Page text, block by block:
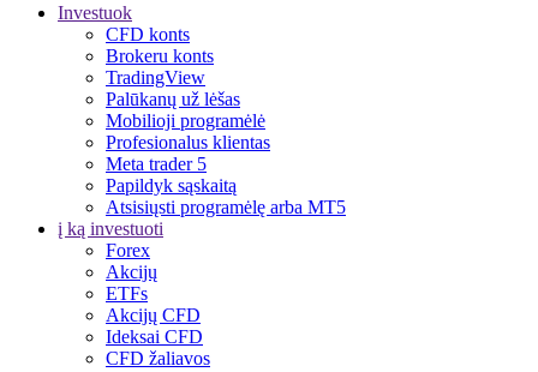
Investuok
CFD konts
Brokeru konts
TradingView
Palūkanų už lėšas
Mobilioji programėlė
Profesionalus klientas
Meta trader 5
Papildyk sąskaitą
Atsisiųsti programėlę arba MT5
į ką investuoti
Forex
Akcijų
ETFs
Akcijų CFD
Ideksai CFD
CFD žaliavos